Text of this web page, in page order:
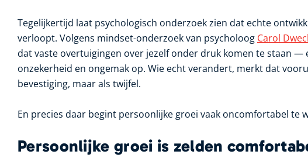
Tegelijkertijd laat psychologisch onderzoek zien dat echte
verloopt. Volgens mindset-onderzoek van psycholoog Carol
dat vaste overtuigingen over jezelf onder druk komen te staan
onzekerheid en ongemak op. Wie echt verandert, merkt dat
bevestiging, maar als twijfel.
En precies daar begint persoonlijke groei vaak oncomfortabel te
Persoonlijke groei is zelden